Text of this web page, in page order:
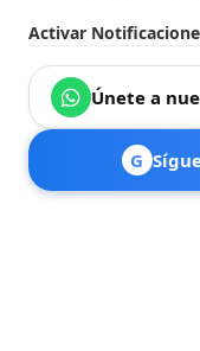
Activar
Únete a
G